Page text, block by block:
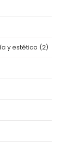
y estética (2)